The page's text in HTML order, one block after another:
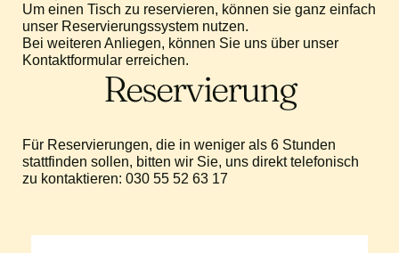
Um einen Tisch zu reservieren, können sie ganz einfach
unser Reservierungssystem nutzen.
Bei weiteren Anliegen, können Sie uns über unser
Kontaktformular erreichen.
Reservierung
Für Reservierungen, die in weniger als 6 Stunden
stattfinden sollen, bitten wir Sie, uns direkt telefonisch
zu kontaktieren: 030 55 52 63 17